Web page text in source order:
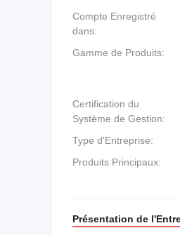
Compte Enregistré
dans:
Gamme de Produits:
Certification du
Système de Gestion:
Type d'Entreprise:
Produits Principaux:
Présentation de